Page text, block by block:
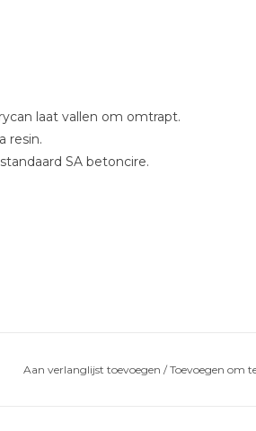
laat vallen om omtrapt.
resin.
SA betoncire.
Aan verlanglijst toevoegen /Toevoegen om